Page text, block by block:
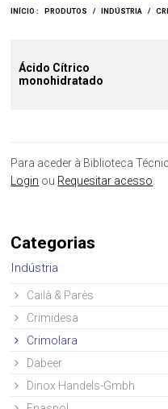
INÍCIO : PRODUTOS / INDÚSTRIA /
Ácido Cítrico
monohidratado
Para aceder à Biblioteca
Login ou Requesitar acesso
Categorias
Indústria
Cailà & Parès
Crimidesa
Crimolara
Dabeer
Dinox Handels-Gmbh